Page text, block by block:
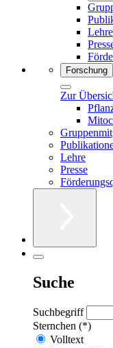
Lehre
Forschung
Zur
Lehre
Presse
Suche
Suchbegriff
Sternchen (*)
Volltext